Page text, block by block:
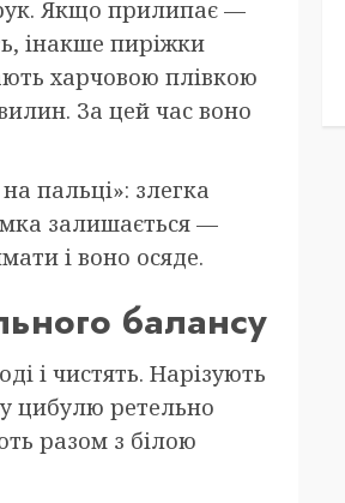
Якщо прилипає —
інакше пиріжки
харчовою плівкою
За цей час воно
пальці»: злегка
залишається —
і воно осяде.
балансу
і чистять. Нарізують
цибулю ретельно
разом з білою